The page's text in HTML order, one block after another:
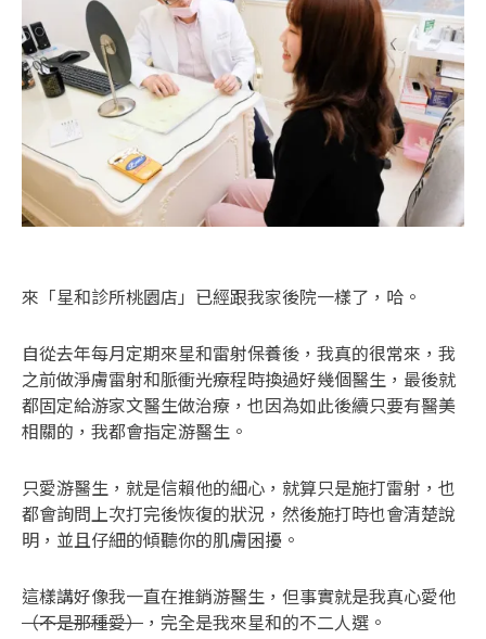
來「星和診所桃園店」已經跟我家後院一樣了，哈。
自從去年每月定期來星和雷射保養後，我真的很常來，我
之前做淨膚雷射和脈衝光療程時換過好幾個醫生，最後就
都固定給游家文醫生做治療，也因為如此後續只要有醫美
相關的，我都會指定游醫生。
只愛游醫生，就是信賴他的細心，就算只是施打雷射，也
都會詢問上次打完後恢復的狀況，然後施打時也會清楚說
明，並且仔細的傾聽你的肌膚困擾。
這樣講好像我一直在推銷游醫生，但事實就是我真心愛他
（不是那種愛） ，完全是我來星和的不二人選。